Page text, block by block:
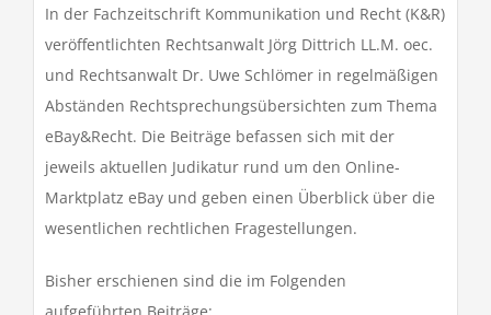
In der Fachzeitschrift Kommunikation und Recht (K&R)
veröffentlichten Rechtsanwalt Jörg Dittrich LL.M. oec.
und Rechtsanwalt Dr. Uwe Schlömer in regelmäßigen
Abständen Rechtsprechungsübersichten zum Thema
eBay&Recht. Die Beiträge befassen sich mit der
jeweils aktuellen Judikatur rund um den Online-
Marktplatz eBay und geben einen Überblick über die
wesentlichen rechtlichen Fragestellungen.
Bisher erschienen sind die im Folgenden